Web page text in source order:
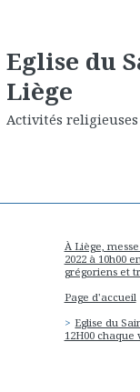
Eglise du
Liège
Activités
À Liège,
2022 à 10h00
grégoriens et
Page d'accueil
Eglise du
12H00 chaque